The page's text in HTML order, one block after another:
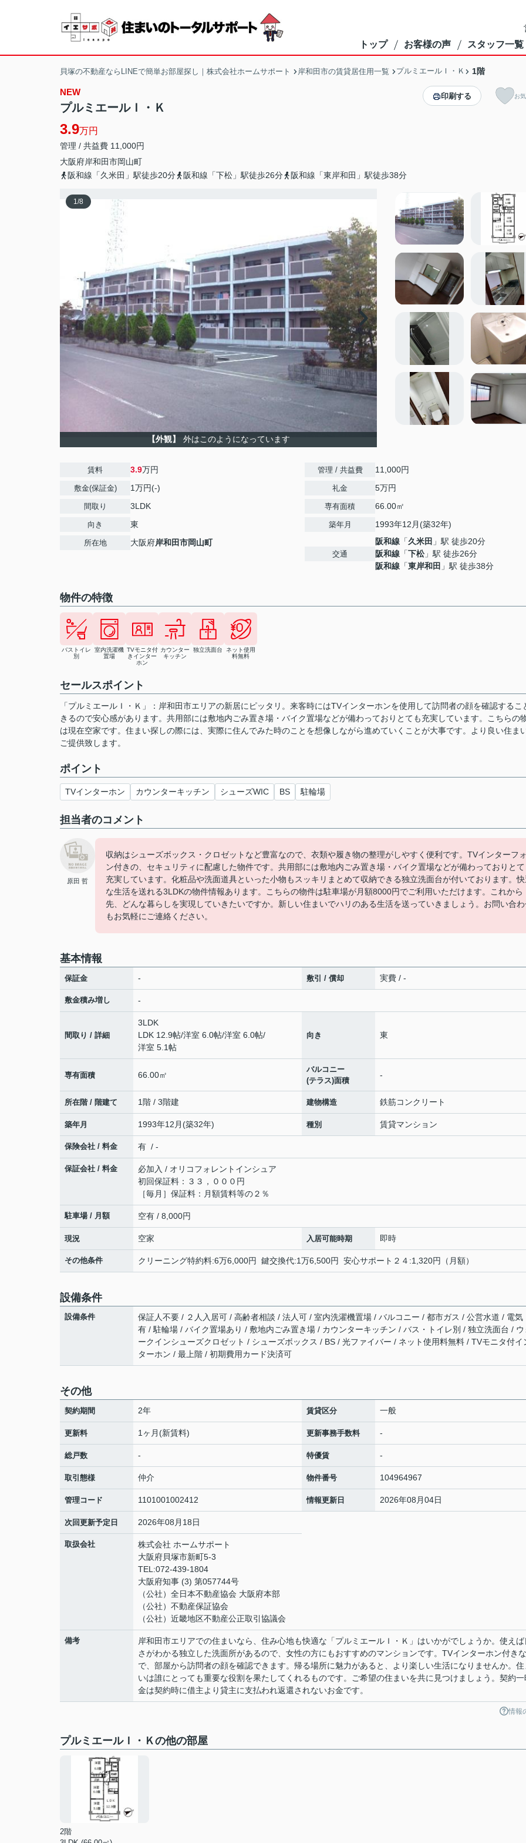
トップ お客様の声 スタッフ一覧
貝塚の不動産ならLINEで簡単お部屋探し｜株式会社ホームサポート 岸和田市の賃貸居住用一覧 プルミエールＩ・Ｋ 1階
NEW
プルミエールＩ・Ｋ
3.9万円
管理 / 共益費 11,000円
大阪府岸和田市岡山町
阪和線「久米田」駅徒歩20分
阪和線「下松」駅徒歩26分 阪和線「東岸和田」駅徒歩38分
印刷する お
1/8
【外観】 外はこのようになっています
賃料 3.9万円
敷金(保証金) 1万円(-)
間取り 3LDK
向き 東
所在地 大阪府岸和田市岡山町
管理 / 共益費 11,000円
礼金 5万円
専有面積 66.00㎡
築年月 1993年12月(築32年)
交通
阪和線 「久米田 」駅 徒歩20分
阪和線 「下松」駅 徒歩26分
阪和線 「東岸和田 」駅 徒歩38分
物件の特徴
バストイレ
別
室内洗濯機
置場
TVモニタ付
きインター
ホン
カウンター
キッチン
独立洗面台
ネット使用
料無料
セールスポイント
「プルミエールＩ・Ｋ」：岸和田市エリアの新居にピッタリ。来客時にはTVインターホンを使用して訪問者の顔を確認するこ
きるので安心感があります。共用部には敷地内ごみ置き場・バイク置場などが備わっておりとても充実しています。こちらの
は現在空家です。住まい探しの際には、実際に住んでみた時のことを想像しながら進めていくことが大事です。より良い住ま
ご提供致します。
ポイント
TVインターホン カウンターキッチン シューズWIC BS 駐輪場
担当者のコメント
原田 哲
収納はシューズボックス・クロゼットなど豊富なので、衣類や履き物の整理がしやすく便利です。TVインターフ
ン付きの、セキュリティに配慮した物件です。共用部には敷地内ごみ置き場・バイク置場などが備わっておりと
充実しています。化粧品や洗面道具といった小物もスッキリまとめて収納できる独立洗面台が付いております。
な生活を送れる3LDKの物件情報あります。こちらの物件は駐車場が月額8000円でご利用いただけます。これから
先、どんな暮らしを実現していきたいですか。新しい住まいでハリのある生活を送っていきましょう。お問い合
もお気軽にご連絡ください。
基本情報
保証金 - 敷引 / 償却 実費 / -
敷金積み増し -
間取り / 詳細
3LDK
LDK 12.9帖/洋室 6.0帖/洋室 6.0帖/
洋室 5.1帖
向き 東
専有面積 66.00㎡
バルコニー
(テラス)面積
-
所在階 / 階建て 1階 / 3階建 建物構造 鉄筋コンクリート
築年月 1993年12月(築32年) 種別 賃貸マンション
保険会社 / 料金 有 / -
保証会社 / 料金
必加入 / オリコフォレントインシュア
初回保証料：３３，０００円
［毎月］保証料：月額賃料等の２％
駐車場 / 月額 空有 / 8,000円
現況 空家 入居可能時期 即時
その他条件 クリーニング特約料:6万6,000円 鍵交換代:1万6,500円 安心サポート２４:1,320円（月額）
設備条件
設備条件
保証人不要 / ２人入居可 / 高齢者相談 / 法人可 / 室内洗濯機置場 / バルコニー / 都市ガス / 公営水道 / 電気
有 / 駐輪場 / バイク置場あり / 敷地内ごみ置き場 / カウンターキッチン / バス・トイレ別 / 独立洗面台 / ウ
ークインシューズクロゼット / シューズボックス / BS / 光ファイバー / ネット使用料無料 / TVモニタ付イ
ターホン / 最上階 / 初期費用カード決済可
その他
契約期間 2年 賃貸区分 一般
更新料 1ヶ月(新賃料) 更新事務手数料 -
総戸数 - 特優賃 -
取引態様 仲介 物件番号 104964967
管理コード 1101001002412 情報更新日 2026年08月04日
次回更新予定日 2026年08月18日
取扱会社
株式会社 ホームサポート
大阪府貝塚市新町5-3
TEL:072-439-1804
大阪府知事 (3) 第057744号
（公社）全日本不動産協会 大阪府本部
（公社）不動産保証協会
（公社）近畿地区不動産公正取引協議会
備考
岸和田市エリアでの住まいなら、住み心地も快適な「プルミエールＩ・Ｋ」はいかがでしょうか。使えば
さがわかる独立した洗面所があるので、女性の方にもおすすめのマンションです。TVインターホン付き
で、部屋から訪問者の顔を確認できます。帰る場所に魅力があると、より楽しい生活になりませんか。住
いは誰にとっても重要な役割を果たしてくれるものです。ご希望の住まいを共に見つけましょう。契約一
金は契約時に借主より貸主に支払われ返還されないお金です。
情報
プルミエールＩ・Ｋの他の部屋
2階